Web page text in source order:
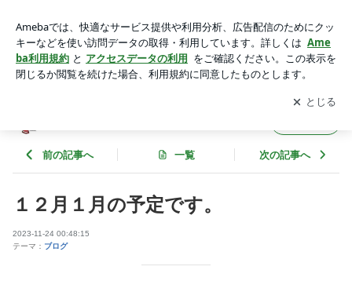
アプリをダウンロードして ブログの更新通知
を受け取りまし
ょう。
開く
前の記事へ 一覧 次の記事へ
１２月１月の予定です。
2023-11-24 00:48:15
テーマ： ブログ